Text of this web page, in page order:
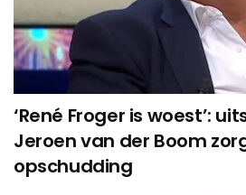
‘René Froger is woest’:
Jeroen van der Boom
opschudding